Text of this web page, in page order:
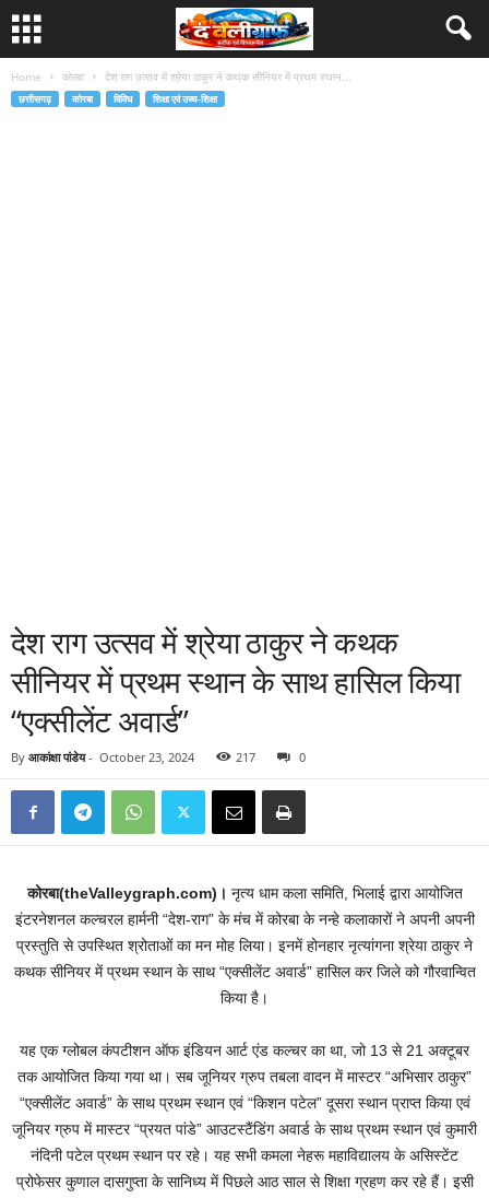
Home कोरबा देश राग उत्सव में श्रेया ठाकुर ने कथक सीनियर में प्रथम स्थान...
छत्तीसगढ़ कोरबा विविध शिक्षा एवं उच्च-शिक्षा
देश राग उत्सव में श्रेया ठाकुर ने कथक
सीनियर में प्रथम स्थान के साथ हासिल किया
“एक्सीलेंट अवार्ड”
By आकांक्षा पांडेय- October 23, 2024 217 0
कोरबा(theValleygraph.com)। नृत्य धाम कला समिति, भिलाई द्वारा आयोजित
इंटरनेशनल कल्चरल हार्मनी “देश-राग” के मंच में कोरबा के नन्हे कलाकारों ने अपनी अपनी
प्रस्तुति से उपस्थित श्रोताओं का मन मोह लिया। इनमें होनहार नृत्यांगना श्रेया ठाकुर ने
कथक सीनियर में प्रथम स्थान के साथ “एक्सीलेंट अवार्ड” हासिल कर जिले को गौरवान्वित
किया है।
यह एक ग्लोबल कंपटीशन ऑफ इंडियन आर्ट एंड कल्चर का था, जो 13 से 21 अक्टूबर
तक आयोजित किया गया था। सब जूनियर ग्रुप तबला वादन में मास्टर “अभिसार ठाकुर”
“एक्सीलेंट अवार्ड” के साथ प्रथम स्थान एवं “किशन पटेल” दूसरा स्थान प्राप्त किया एवं
जूनियर ग्रुप में मास्टर “प्रयत पांडे” आउटस्टैंडिंग अवार्ड के साथ प्रथम स्थान एवं कुमारी
नंदिनी पटेल प्रथम स्थान पर रहे। यह सभी कमला नेहरू महाविद्यालय के असिस्टेंट
प्रोफेसर कुणाल दासगुप्ता के सानिध्य में पिछले आठ साल से शिक्षा ग्रहण कर रहे हैं। इसी